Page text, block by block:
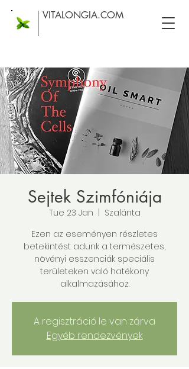
VITALONGIA.COM
Sejtek Szimfóniája
Tue 23 Jan
Szalánta
Ezen az eseményen részletes
betekintést adunk a természetes,
növényi esszenciák speciális
területeken való hatékony
alkalmazásához.
A regisztráció le van zárva
Egyéb rendezvények